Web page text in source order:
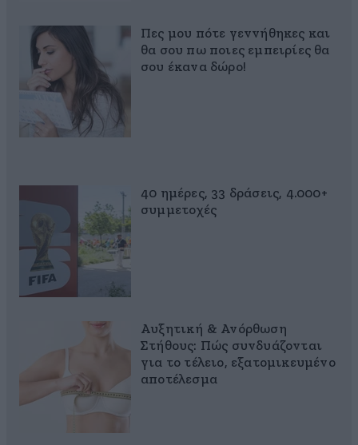
Πες μου πότε γεννήθηκες και
θα σου πω ποιες εμπειρίες θα
σου έκανα δώρο!
40 ημέρες, 33 δράσεις, 4.000+
συμμετοχές
Αυξητική & Ανόρθωση
Στήθους: Πώς συνδυάζονται
για το τέλειο, εξατομικευμένο
αποτέλεσμα